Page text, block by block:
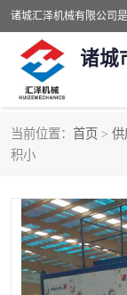
诸城
当前位置： 首页 > 供
积小发酵设备
鸡粪发酵机
纳米膜好氧发
膜式堆肥机